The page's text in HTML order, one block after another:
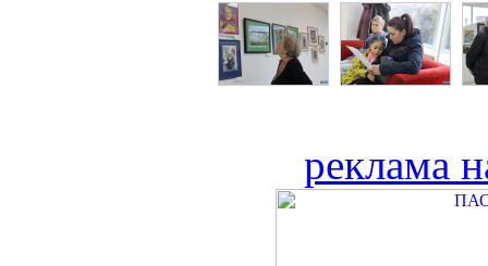
реклама